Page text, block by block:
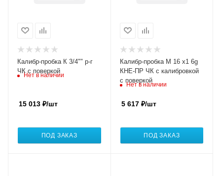
Калибр-пробка К 3/4"" р-г
ЧК с поверкой
Нет в наличии
15 013 ₽/шт
ПОД ЗАКАЗ
Калибр-пробка М 16 х1 6g
КНЕ-ПР ЧК с калибровкой
с поверкой
Нет в наличии
5 617₽/шт
ПОД ЗАКАЗ